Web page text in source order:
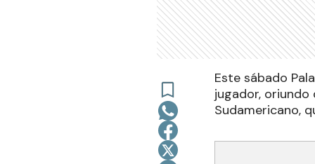
Este sábado
jugador,
Sudamericano,